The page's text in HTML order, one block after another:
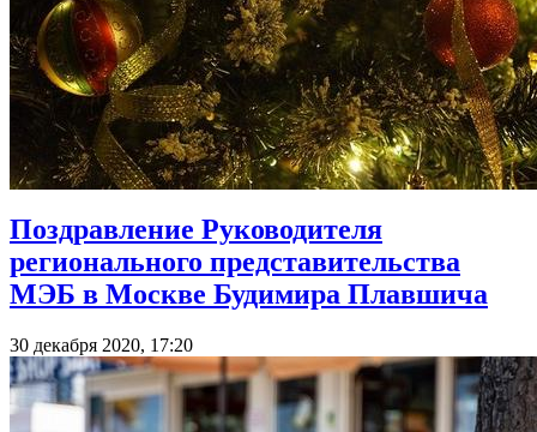
Поздравление Руководителя
регионального представительства
МЭБ в Москве Будимира Плавшича
30 декабря 2020, 17:20